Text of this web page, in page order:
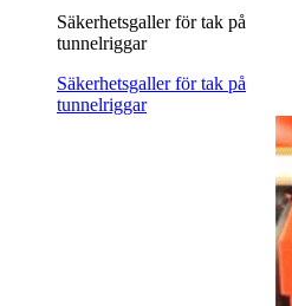
Säkerhetsgaller för tak på
tunnelriggar
Säkerhetsgaller för tak på
tunnelriggar